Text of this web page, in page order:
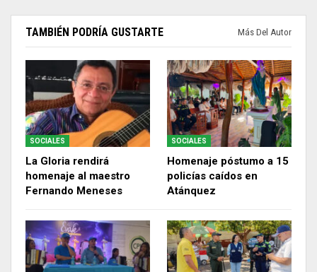
TAMBIÉN PODRÍA GUSTARTE Más Del Autor
SOCIALES
La Gloria rendirá
homenaje al maestro
Fernando Meneses
SOCIALES
Homenaje póstumo a 15
policías caídos en
Atánquez